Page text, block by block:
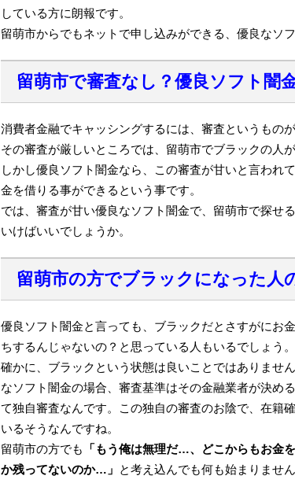
している方に朗報です。
留萌市からでもネットで申し込みができる、優良なソ
留萌市で審査なし？優良ソフト闇金
消費者金融でキャッシングするには、審査というもの
その審査が厳しいところでは、留萌市でブラックの人
しかし優良ソフト闇金なら、この審査が甘いと言われ
金を借りる事ができるという事です。
では、審査が甘い優良なソフト闇金で、留萌市で探せ
いけばいいでしょうか。
留萌市の方でブラックになった人
優良ソフト闇金と言っても、ブラックだとさすがにお
ちするんじゃないの？と思っている人もいるでしょう。
確かに、ブラックという状態は良いことではありませ
なソフト闇金の場合、審査基準はその金融業者が決め
て独自審査なんです。この独自の審査のお陰で、在籍
いるそうなんですね。
留萌市の方でも
「もう俺は無理だ…、どこからもお金
か残ってないのか…」 と考え込んでも何も始まりません